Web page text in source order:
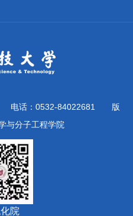
电话：0532-84022681 版
与分子工程学院
院